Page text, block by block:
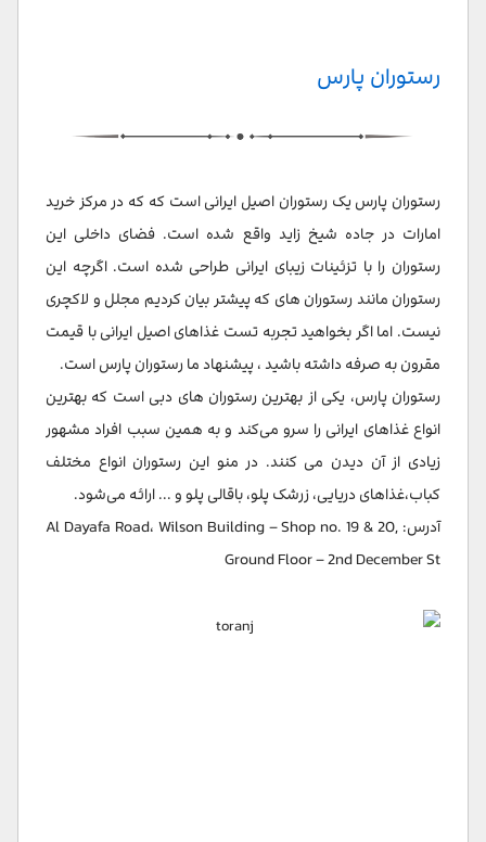
رستوران پارس
رستوران پارس یک رستوران اصیل ایرانی است که که در مرکز خرید
امارات در جاده شیخ زاید واقع شده است. فضای داخلی این
رستوران را با تزئینات زیبای ایرانی طراحی شده است. اگرچه این
رستوران مانند رستوران های که پیشتر بیان کردیم مجلل و لاکچری
نیست. اما اگر بخواهید تجربه تست غذاهای اصیل ایرانی با قیمت
مقرون به صرفه داشته باشید ، پیشنهاد ما رستوران پارس است.
رستوران پارس، یکی از بهترین رستوران های دبی است که بهترین
انواع غذاهای ایرانی را سرو می‌کند و به همین سبب افراد مشهور
زیادی از آن دیدن می کنند. در منو این رستوران انواع مختلف
کباب،غذاهای دریایی، زرشک پلو، باقالی پلو و ... ارائه می‌شود.
آدرس: Al Dayafa Road، Wilson Building – Shop no. 19 & 20,
Ground Floor – 2nd December St